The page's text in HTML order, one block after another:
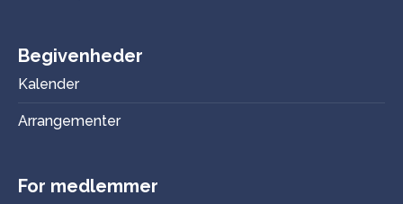
Begivenheder
Kalender
Arrangementer
For medlemmer